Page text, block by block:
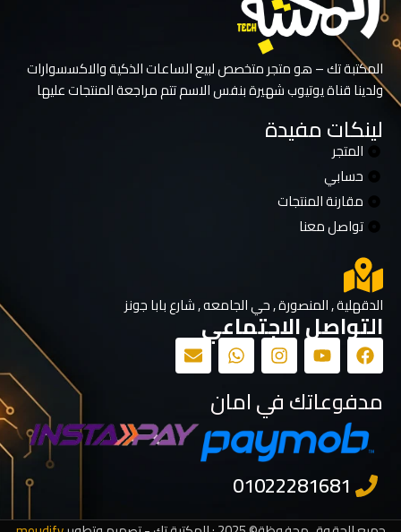
المكتبة تك – هو متجر متخصص لبيع الساعات الذكية والاكسسوارات
ولدينا قناة يوتيوب شهيرة بنفس الاسم تتم مراجعة المنتجات عليها
لينكات مفيدة
المتجر
حسابي
مقارنة المنتجات
تواصل معنا
الدقهلية , المنصورة , حي الجامعه , شارع بابا جونز
التواصل الاجتماعي
مدفوعاتك في امان